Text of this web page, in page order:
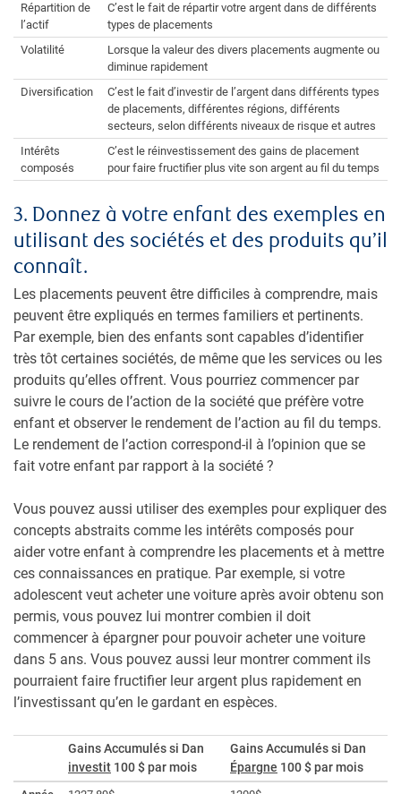
Répartition de
l’actif
C’est le fait de répartir votre argent dans de différents
types de placements
Volatilité
Lorsque la valeur des divers placements augmente ou
diminue rapidement
Diversification
C’est le fait d’investir de l’argent dans différents types
de placements, différentes régions, différents
secteurs, selon différents niveaux de risque et autres
Intérêts
composés
C’est le réinvestissement des gains de placement
pour faire fructifier plus vite son argent au fil du temps
3. Donnez à votre enfant des exemples en
utilisant des sociétés et des produits qu’il
connaît.
Les placements peuvent être difficiles à comprendre, mais
peuvent être expliqués en termes familiers et pertinents.
Par exemple, bien des enfants sont capables d’identifier
très tôt certaines sociétés, de même que les services ou les
produits qu’elles offrent. Vous pourriez commencer par
suivre le cours de l’action de la société que préfère votre
enfant et observer le rendement de l’action au fil du temps.
Le rendement de l’action correspond-il à l’opinion que se
fait votre enfant par rapport à la société ?
Vous pouvez aussi utiliser des exemples pour expliquer des
concepts abstraits comme les intérêts composés pour
aider votre enfant à comprendre les placements et à mettre
ces connaissances en pratique. Par exemple, si votre
adolescent veut acheter une voiture après avoir obtenu son
permis, vous pouvez lui montrer combien il doit
commencer à épargner pour pouvoir acheter une voiture
dans 5 ans. Vous pouvez aussi leur montrer comment ils
pourraient faire fructifier leur argent plus rapidement en
l’investissant qu’en le gardant en espèces.
Gains Accumulés si Dan
investit 100 $ par mois
Gains Accumulés si Dan
Épargne 100 $ par mois